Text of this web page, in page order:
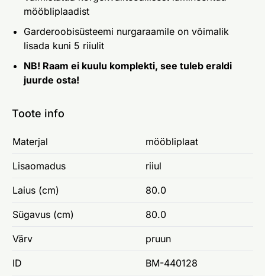
mööbliplaadist
Garderoobisüsteemi nurgaraamile on võimalik
lisada kuni 5 riiulit
NB! Raam ei kuulu komplekti, see tuleb eraldi
juurde osta!
Toote info
Materjal mööbliplaat
Lisaomadus riiul
Laius (cm) 80.0
Sügavus (cm) 80.0
Värv pruun
ID BM-440128